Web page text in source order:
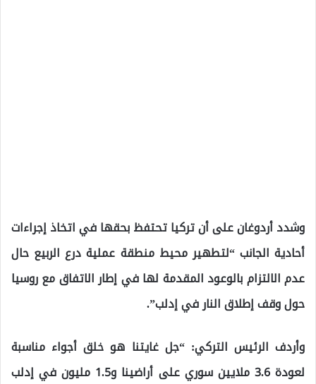
وشدد أردوغان على أن تركيا تحتفظ بحقها في اتخاذ إجراءات
أحادية الجانب “لتطهير محيط منطقة عملية درع الربيع حال
عدم الالتزام بالوعود المقدمة لها في إطار الاتفاق مع روسيا
حول وقف إطلاق النار في إدلب”.
وأردف الرئيس التركي: “جل غايتنا هو خلق أجواء مناسبة
لعودة 3.6 ملايين سوري على أراضينا و1.5 مليون في إدلب